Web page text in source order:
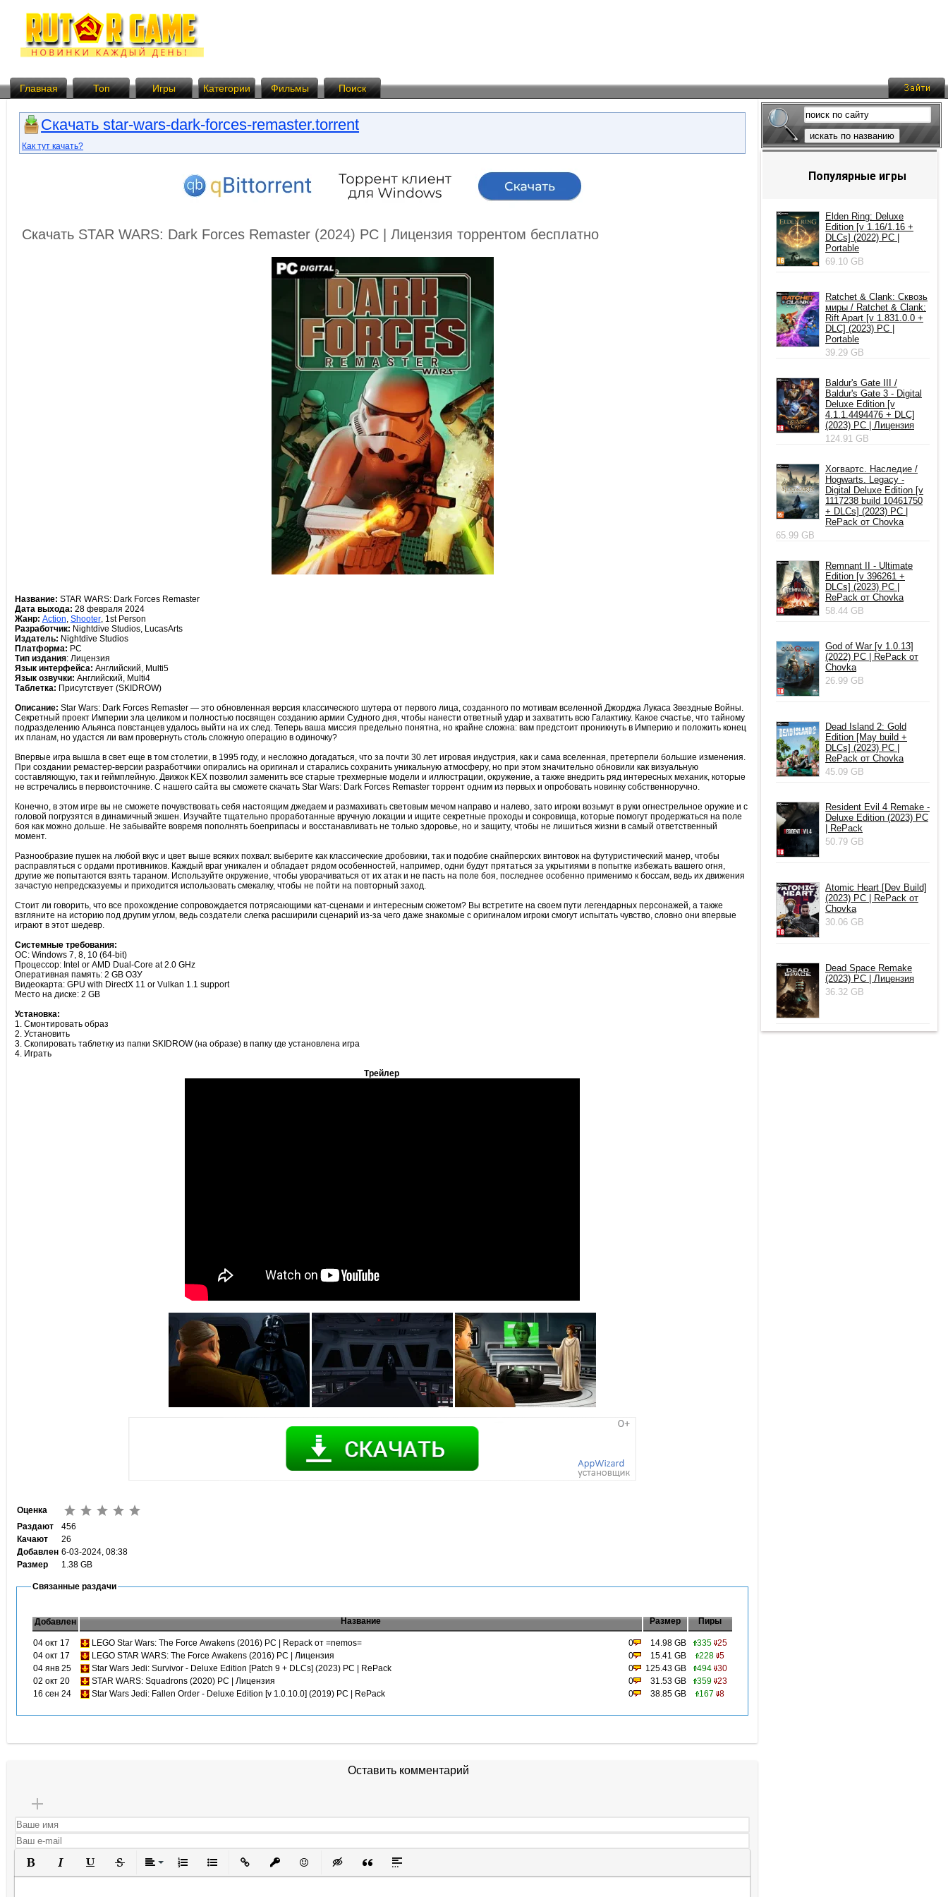
Главная Топ Игры Категории Фильмы Поиск
Скачать star-wars-dark-forces-remaster.torrent
Как тут качать?
Скачать STAR WARS: Dark Forces Remaster (2024) PC | Лицензия торрентом бесплатно
Название: STAR WARS: Dark Forces Remaster
Дата выхода: 28 февраля 2024
Жанр: Action, Shooter, 1st Person
Разработчик: Nightdive Studios, LucasArts
Издатель: Nightdive Studios
Платформа: PC
Тип издания: Лицензия
Язык интерфейса: Английский, Multi5
Язык озвучки: Английский, Multi4
Таблетка: Присутствует (SKIDROW)
Описание: Star Wars: Dark Forces Remaster — это обновленная версия классического шутера от первого лица, созданного по мотивам вселенной Джорджа Лукаса Звездные Войны.
Секретный проект Империи зла целиком и полностью посвящен созданию армии Судного дня, чтобы нанести ответный удар и захватить всю Галактику. Какое счастье, что тайному
подразделению Альянса повстанцев удалось выйти на их след. Теперь ваша миссия предельно понятна, но крайне сложна: вам предстоит проникнуть в Империю и положить конец
их планам, но удастся ли вам провернуть столь сложную операцию в одиночку?
Впервые игра вышла в свет еще в том столетии, в 1995 году, и несложно догадаться, что за почти 30 лет игровая индустрия, как и сама вселенная, претерпели большие изменения.
При создании ремастер-версии разработчики опирались на оригинал и старались сохранить уникальную атмосферу, но при этом значительно обновили как визуальную
составляющую, так и геймплейную. Движок KEX позволил заменить все старые трехмерные модели и иллюстрации, окружение, а также внедрить ряд интересных механик, которые
не встречались в первоисточнике. С нашего сайта вы сможете скачать Star Wars: Dark Forces Remaster торрент одним из первых и опробовать новинку собственноручно.
Конечно, в этом игре вы не сможете почувствовать себя настоящим джедаем и размахивать световым мечом направо и налево, зато игроки возьмут в руки огнестрельное оружие и с
головой погрузятся в динамичный экшен. Изучайте тщательно проработанные вручную локации и ищите секретные проходы и сокровища, которые помогут продержаться на поле
боя как можно дольше. Не забывайте вовремя пополнять боеприпасы и восстанавливать не только здоровье, но и защиту, чтобы не лишиться жизни в самый ответственный
момент.
Разнообразие пушек на любой вкус и цвет выше всяких похвал: выберите как классические дробовики, так и подобие снайперских винтовок на футуристический манер, чтобы
расправляться с ордами противников. Каждый враг уникален и обладает рядом особенностей, например, одни будут прятаться за укрытиями в попытке избежать вашего огня,
другие же попытаются взять тараном. Используйте окружение, чтобы уворачиваться от их атак и не пасть на поле боя, последнее особенно применимо к боссам, ведь их движения
зачастую непредсказуемы и приходится использовать смекалку, чтобы не пойти на повторный заход.
Стоит ли говорить, что все прохождение сопровождается потрясающими кат-сценами и интересным сюжетом? Вы встретите на своем пути легендарных персонажей, а также
взгляните на историю под другим углом, ведь создатели слегка расширили сценарий из-за чего даже знакомые с оригиналом игроки смогут испытать чувство, словно они впервые
играют в этот шедевр.
Системные требования:
ОС: Windows 7, 8, 10 (64-bit)
Процессор: Intel or AMD Dual-Core at 2.0 GHz
Оперативная память: 2 GB ОЗУ
Видеокарта: GPU with DirectX 11 or Vulkan 1.1 support
Место на диске: 2 GB
Установка:
1. Смонтировать образ
2. Установить
3. Скопировать таблетку из папки SKIDROW (на образе) в папку где установлена игра
4. Играть
Трейлер
Оценка
Раздают
456
Качают
26
Добавлен 6-03-2024, 08:38
Размер
1.38 GB
Связанные раздачи
Добавлен Название Размер Пиры
04 окт 17 LEGO Star Wars: The Force Awakens (2016) PC | Repack от =nemos= 0 14.98 GB 335 25
04 окт 17
LEGO STAR WARS: The Force Awakens (2016) PC | Лицензия 0 15.41 GB 228 5
04 янв 25
Star Wars Jedi: Survivor - Deluxe Edition [Patch 9 + DLCs] (2023) PC | RePack 0 125.43 GB 494 30
02 окт 20
STAR WARS: Squadrons (2020) PC | Лицензия 0 31.53 GB 359 23
16 сен 24
Star Wars Jedi: Fallen Order - Deluxe Edition [v 1.0.10.0] (2019) PC | RePack 0 38.85 GB 167 8
Оставить комментарий
Полужирный
КурсивПодчеркнутый
ЗачеркнутыйВыравнивание
Нумерованный список
Маркированный список
Вставить ссылку
Вставить защищенную ссылку
Вставить смайлик
Вставка скрытого текста
Вставка цитаты
Вставка спойлера
искать по названию
Популярные игры
Elden Ring: Deluxe
Edition [v 1.16/1.16 +
DLCs] (2022) PC |
Portable
69.10 GB
Ratchet & Clank: Сквозь
миры / Ratchet & Clank:
Rift Apart [v 1.831.0.0 +
DLC] (2023) PC |
Portable
39.29 GB
Baldur's Gate III /
Baldur's Gate 3 - Digital
Deluxe Edition [v
4.1.1.4494476 + DLC]
(2023) PC | Лицензия
124.91 GB
Хогвартс. Наследие /
Hogwarts. Legacy -
Digital Deluxe Edition [v
1117238 build 10461750
+ DLCs] (2023) PC |
RePack от Chovka
65.99 GB
Remnant II - Ultimate
Edition [v 396261 +
DLCs] (2023) PC |
RePack от Chovka
58.44 GB
God of War [v 1.0.13]
(2022) PC | RePack от
Chovka
26.99 GB
Dead Island 2: Gold
Edition [May build +
DLCs] (2023) PC |
RePack от Chovka
45.09 GB
Resident Evil 4 Remake -
Deluxe Edition (2023) PC
| RePack
50.79 GB
Atomic Heart [Dev Build]
(2023) PC | RePack от
Chovka
30.06 GB
Dead Space Remake
(2023) PC | Лицензия
36.32 GB